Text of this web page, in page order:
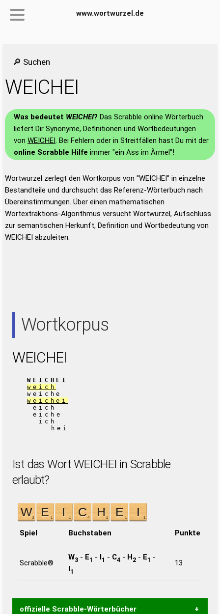
www.wortwurzel.de
🔎 Suchen
WEICHEI
Was bedeutet WEICHEI? Das Scrabble online Wörterbuch
liefert Dir Synonyme, Definitionen und Wortbedeutungen
von WEICHEI. Bei Fehlern oder in Streitfällen hast Du mit der
online Scrabble Hilfe immer "ein Ass im Ärmel"!
Wortwurzel zerlegt den Wortkorpus von "WEICHEI" in einzelne
Bestandteile und durchsucht das Referenz-Wörterbuch nach
Übereinstimmungen. Über einen mathematischen
Wortextraktions-Algorithmus versucht Wortwurzel, Aufschluss
zur semantischen Herkunft, Definition und Wortbedeutung von
WEICHEI abzuleiten.
Wortkorpus
WEICHEI
WEICHEI
weich
weiche
weichei
eich
eiche
ich
hei
Ist das Wort WEICHEI in Scrabble
erlaubt?
Spiel Buchstaben Punkte
Scrabble®
W3 - E1 - I1 - C4 - H2 - E1 -
I1
13
offizielle Scrabble-Wörterbücher